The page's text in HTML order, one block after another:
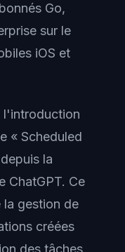
Go,
sur le
iOS et
l'introduction
« Scheduled
la
ChatGPT. Ce
la gestion de
créées
des tâches